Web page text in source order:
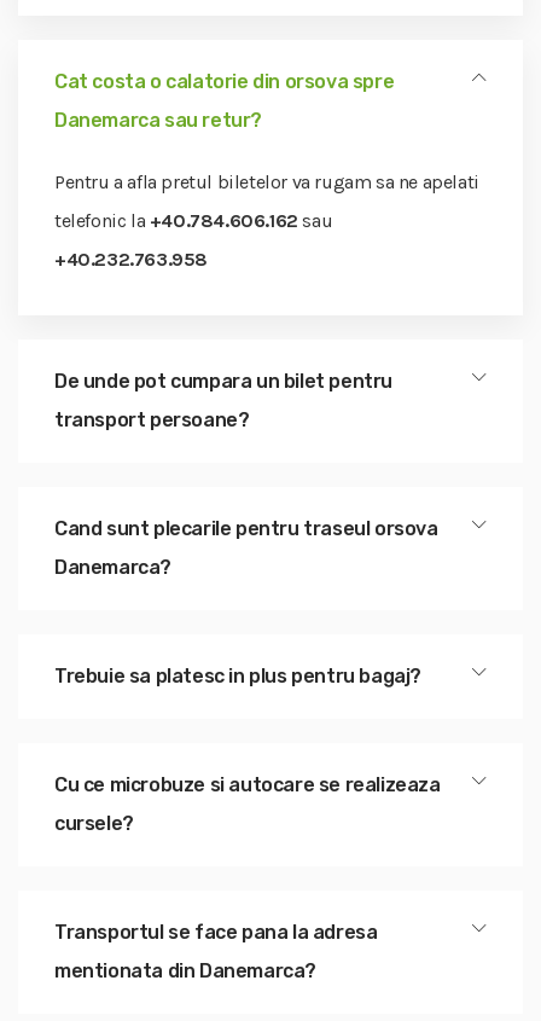
Cat costa o calatorie din orsova spre
Danemarca sau retur?
Pentru a afla pretul biletelor va rugam sa ne apelati
telefonic la +40.784.606.162 sau
+40.232.763.958
De unde pot cumpara un bilet pentru
transport persoane?
Cand sunt plecarile pentru traseul orsova
Danemarca?
Trebuie sa platesc in plus pentru bagaj?
Cu ce microbuze si autocare se realizeaza
cursele?
Transportul se face pana la adresa
mentionata din Danemarca?